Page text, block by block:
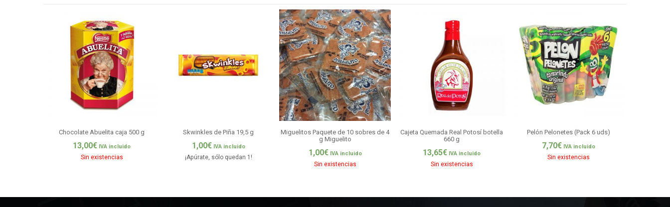
Chocolate Abuelita caja 500 g
13,00€ IVA incluido
Sin existencias
Skwinkles de Piña 19,5 g
1,00€ IVA incluido
¡Apúrate, sólo quedan 1!
Miguelitos Paquete de 10 sobres de 4
g Miguelito
1,00€ IVA incluido
Sin existencias
Cajeta Quemada Real Potosí botella
660 g
13,65€ IVA incluido
Sin existencias
Pelón Pelonetes (Pack 6 uds)
7,70€ IVA incluido
Sin existencias